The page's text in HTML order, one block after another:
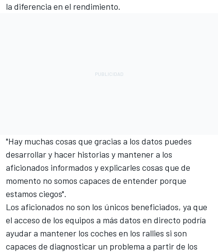
la diferencia en el rendimiento.
"Hay muchas cosas que gracias a los datos puedes
desarrollar y hacer historias y mantener a los
aficionados informados y explicarles cosas que de
momento no somos capaces de entender porque
estamos ciegos".
Los aficionados no son los únicos beneficiados, ya que
el acceso de los equipos a más datos en directo podría
ayudar a mantener los coches en los rallies si son
capaces de diagnosticar un problema a partir de los